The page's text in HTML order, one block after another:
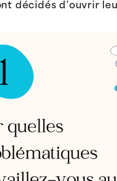
décidés d’ouvrir